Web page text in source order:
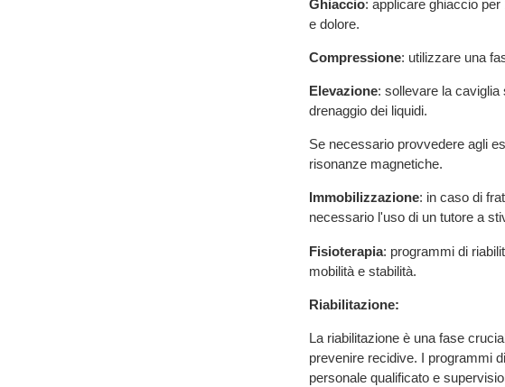
Ghiaccio: applicare ghiaccio
e dolore.
Compressione: utilizzare una
Elevazione: sollevare la caviglia
drenaggio dei liquidi.
Se necessario provvedere agli
risonanze magnetiche.
Immobilizzazione: in caso di
necessario l'uso di un tutore a
Fisioterapia: programmi di
mobilità e stabilità.
Riabilitazione:
La riabilitazione è una fase
prevenire recidive. I programmi
personale qualificato e